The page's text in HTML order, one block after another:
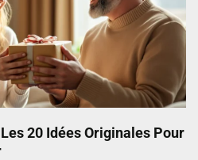
20 Idées Originales Pour